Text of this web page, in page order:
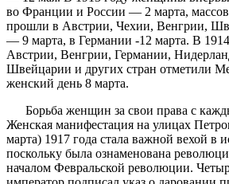
во Франции и России — 2 марта,
прошли в Австрии, Чехии, Венгрии,
— 9 марта, в Германии -12 марта. В
Австрии, Венгрии, Германии,
Швейцарии и других стран отметили
женский день 8 марта.
Борьба женщин за свои права с
Женская манифестация на улицах
марта) 1917 года стала важной вехой в
поскольку была ознаменована
началом Февральской революции.